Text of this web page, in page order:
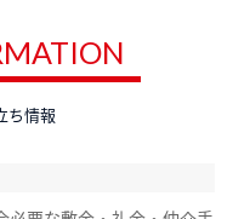
ち情報